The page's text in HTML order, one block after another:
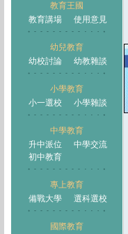
教育王國
教育講場
使用意見
幼兒教育
幼校討論
幼教雜談
小學教育
小一選校
小學雜談
中學教育
升中派位
中學交流
初中教育
專上教育
備戰大學
選科選校
國際教育